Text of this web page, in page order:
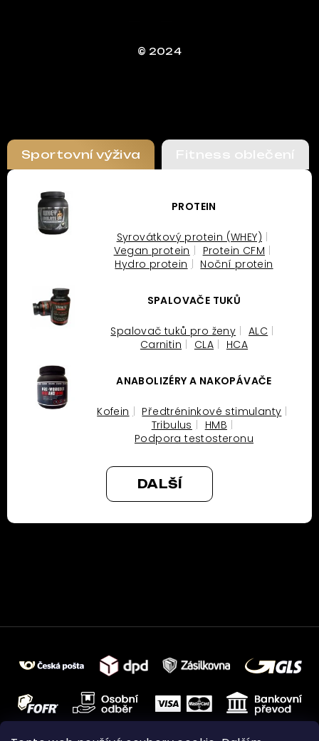
© 2024
Sportovní výživa Fitness oblečení
PROTEIN
Syrovátkový protein (WHEY)
Vegan protein
Protein CFM
Hydro protein
Noční protein
SPALOVAČE TUKŮ
Spalovač tuků pro ženy
ALC
Carnitin
CLA HCA
ANABOLIZÉRY A NAKOPÁVAČE
Kofein
Předtréninkové stimulanty
Tribulus
HMB
Podpora testosteronu
DALŠÍ